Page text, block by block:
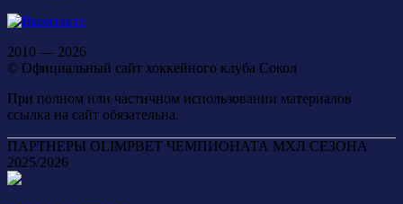
2010 — 2026
© Официальный сайт хоккейного клуба Сокол
При полном или частичном использовании материалов
ссылка на сайт обязательна.
ПАРТНЕРЫ OLIMPBET ЧЕМПИОНАТА МХЛ СЕЗОНА
2025/2026